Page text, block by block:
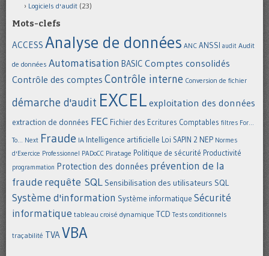
Logiciels d'audit (23)
Mots-clefs
ACCESS Analyse de données ANC ANSSI audit Audit
de données Automatisation BASIC Comptes consolidés
Contrôle des comptes Contrôle interne Conversion de fichier
démarche d'audit EXCEL exploitation des données
extraction de données FEC Fichier des Ecritures Comptables filtres For...
To... Next Fraude IA Intelligence artificielle Loi SAPIN 2 NEP Normes
d'Exercice Professionnel PADoCC Piratage Politique de sécurité Productivité
programmation Protection des données prévention de la
fraude requête SQL Sensibilisation des utilisateurs SQL
Système d'information Système informatique Sécurité
informatique tableau croisé dynamique TCD Tests conditionnels
traçabilité TVAVBA